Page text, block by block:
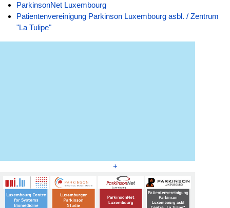
ParkinsonNet Luxembourg
Patientenvereinigung Parkinson Luxembourg asbl. / Zentrum
"La Tulipe"
+